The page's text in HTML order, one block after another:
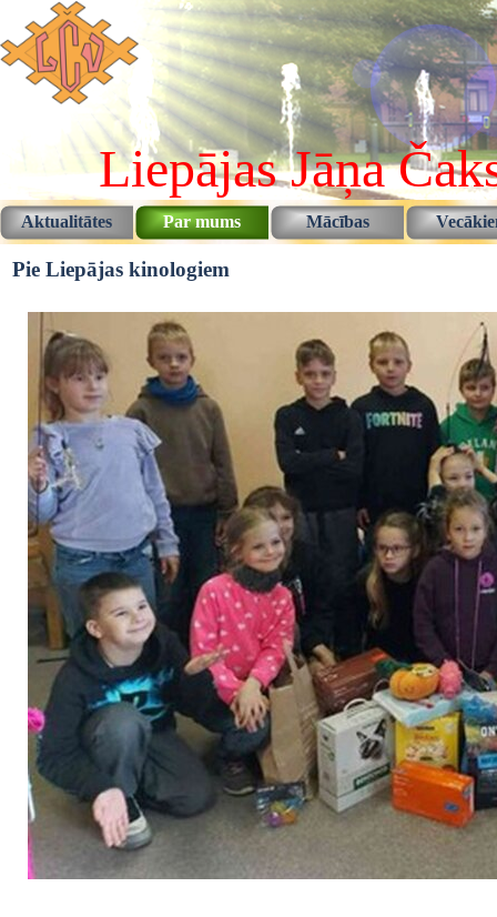
Pāriet uz saturu
Liepājas Jāņa
Aktualitātes Par mums ▼
Mācības ▼
Pie Liepājas kinologiem